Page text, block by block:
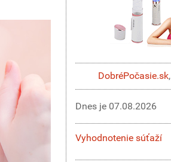
DobréPočasie.sk,
Dnes je 07.08.2026
Vyhodnotenie súťaží